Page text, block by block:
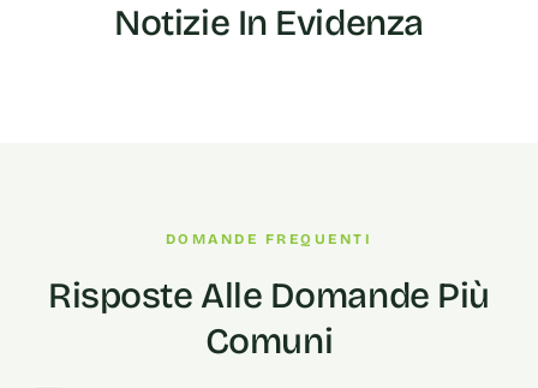
Notizie In Evidenza
DOMANDE FREQUENTI
Risposte Alle Domande Più
Comuni